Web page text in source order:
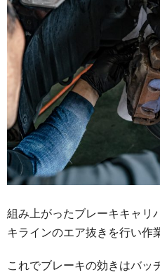
組み上がったブレーキキャリ
キラインのエア抜きを行い作
これでブレーキの効きはバッ